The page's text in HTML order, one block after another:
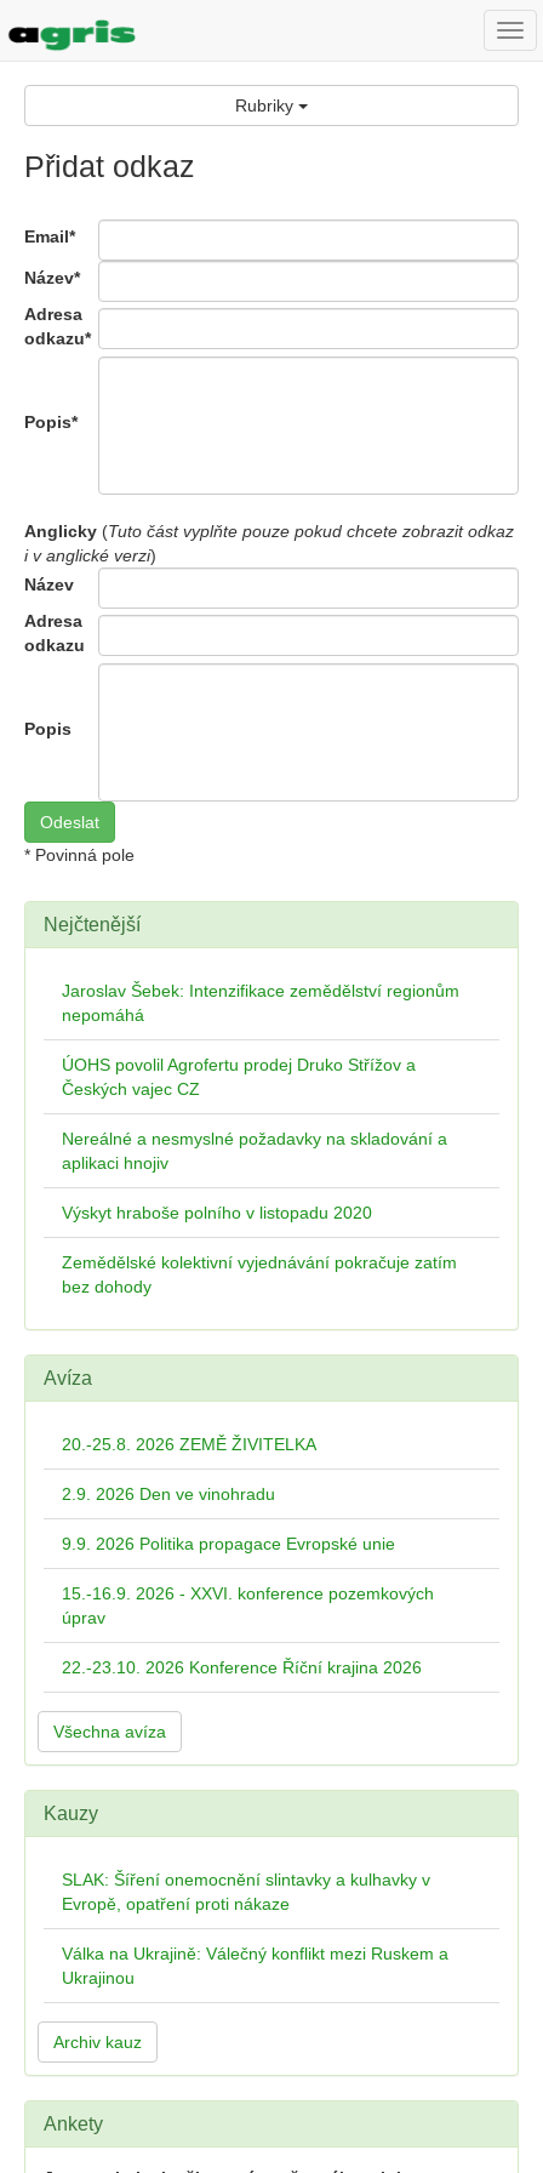
Rubriky
Přidat odkaz
Email*
Název*
Adresa
odkazu*
Popis*
Anglicky (Tuto část vyplňte pouze pokud chcete zobrazit odkaz
i v anglické verzi)
Název
Adresa
odkazu
Popis
* Povinná pole
Nejčtenější
Jaroslav Šebek: Intenzifikace zemědělství regionům
nepomáhá
ÚOHS povolil Agrofertu prodej Druko Střížov a
Českých vajec CZ
Nereálné a nesmyslné požadavky na skladování a
aplikaci hnojiv
Výskyt hraboše polního v listopadu 2020
Zemědělské kolektivní vyjednávání pokračuje zatím
bez dohody
Avíza
20.-25.8. 2026 ZEMĚ ŽIVITELKA
2.9. 2026 Den ve vinohradu
9.9. 2026 Politika propagace Evropské unie
15.-16.9. 2026 - XXVI. konference pozemkových
úprav
22.-23.10. 2026 Konference Říční krajina 2026
Všechna avíza
Kauzy
SLAK: Šíření onemocnění slintavky a kulhavky v
Evropě, opatření proti nákaze
Válka na Ukrajině: Válečný konflikt mezi Ruskem a
Ukrajinou
Archiv kauz
Ankety